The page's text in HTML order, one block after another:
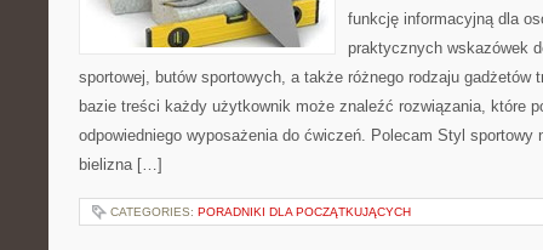
funkcję informacyjną dla
praktycznych wskazówek
sportowej, butów sportowych, a także różnego rodzaju gadżetów
bazie treści każdy użytkownik może znaleźć rozwiązania, które
odpowiedniego wyposażenia do ćwiczeń. Polecam Styl sportowy
bielizna […]
CATEGORIES: PORADNIKI DLA POCZĄTKUJĄCYCH